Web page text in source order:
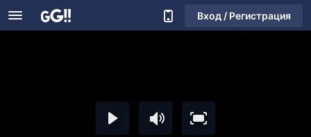
Вход / Регистрация